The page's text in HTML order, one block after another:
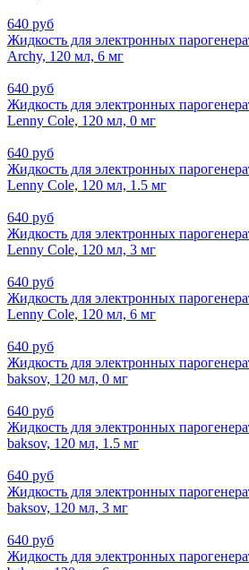
640 руб
Жидкость для электронных
Archy, 120 мл, 6 мг
640 руб
Жидкость для электронных
Lenny Cole, 120 мл, 0 мг
640 руб
Жидкость для электронных
Lenny Cole, 120 мл, 1.5 мг
640 руб
Жидкость для электронных
Lenny Cole, 120 мл, 3 мг
640 руб
Жидкость для электронных
Lenny Cole, 120 мл, 6 мг
640 руб
Жидкость для электронных
baksov, 120 мл, 0 мг
640 руб
Жидкость для электронных
baksov, 120 мл, 1.5 мг
640 руб
Жидкость для электронных
baksov, 120 мл, 3 мг
640 руб
Жидкость для электронных